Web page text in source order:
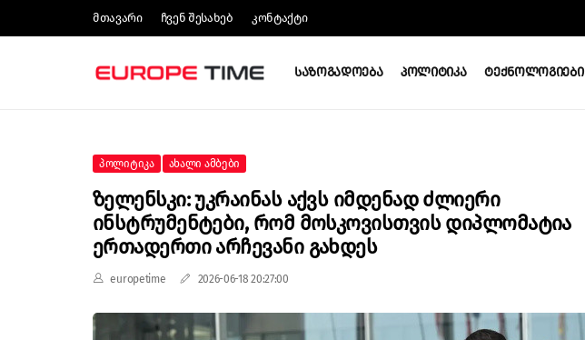
Მთავარი Ჩვენ Შესახებ Კონტაქტი
Საზოგადოება Პოლიტიკა Ტექნოლოგიები
Პოლიტიკა Ახალი Ამბები
Ზელენსკი: Უკრაინას Აქვს Იმდენად Ძლიერი
Ინსტრუმენტები, Რომ Მოსკოვისთვის Დიპლომატია
Ერთადერთი Არჩევანი Გახდეს
europetime 2026-06-18 20:27:00